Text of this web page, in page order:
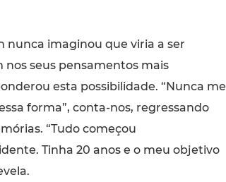
nunca imaginou que viria a ser
nos seus pensamentos mais
esta possibilidade. “Nunca me
forma”, conta-nos, regressando
“Tudo começou
Tinha 20 anos e o meu objetivo